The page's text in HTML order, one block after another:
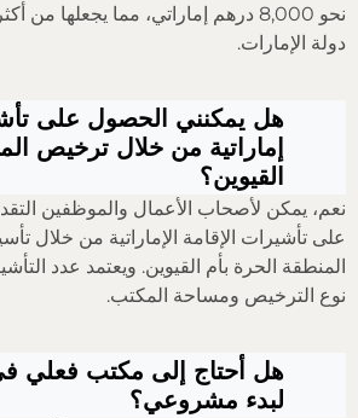
نحو 8,000 درهم إماراتي، مما يجعلها
دولة الإمارات.
هل يمكنني الحصول على
إماراتية من خلال ترخيص
القيوين؟
نعم، يمكن لأصحاب الأعمال والموظفين
على تأشيرات الإقامة الإماراتية من خلال
المنطقة الحرة بأم القيوين. ويعتمد عدد
نوع الترخيص ومساحة المكتب.
هل أحتاج إلى مكتب فعلي
لبدء مشروعي؟